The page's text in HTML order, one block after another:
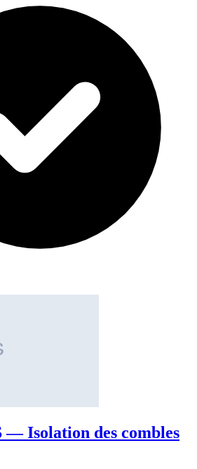
Isolation des combles